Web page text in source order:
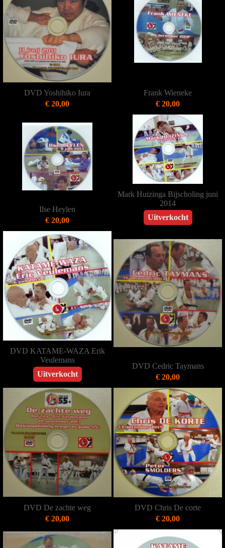
DVD Yoshihiko Iura
€ 20,00
Frank Wieneke
€ 20,00
Ilse Heylen
€ 20,00
Mark Huizinga Bijscholing juni
2014
Uitverkocht
DVD KATAME-WAZA Erik
Veulemans
Uitverkocht
DVD Cedric Taymans
€ 20,00
DVD De zachte weg
€ 20,00
DVD Chris De corte
€ 20,00